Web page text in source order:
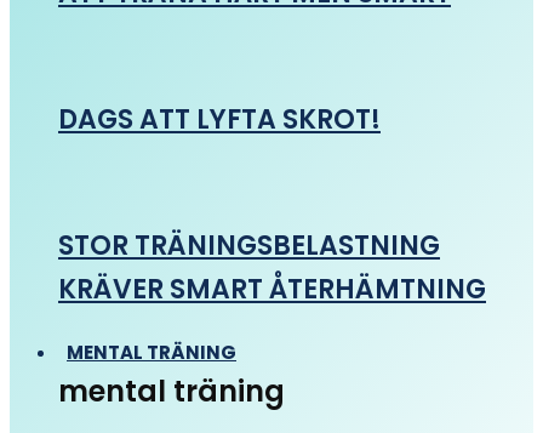
DAGS ATT LYFTA SKROT!
STOR TRÄNINGSBELASTNING
KRÄVER SMART ÅTERHÄMTNING
MENTAL TRÄNING
mental träning